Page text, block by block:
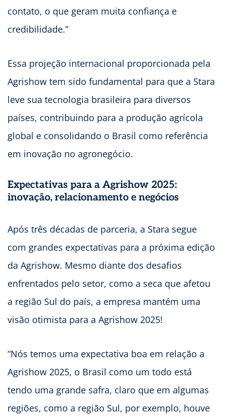
contato, o que geram muita confiança e
credibilidade.”
Essa projeção internacional proporcionada pela
Agrishow tem sido fundamental para que a Stara
leve sua tecnologia brasileira para diversos
países, contribuindo para a produção agrícola
global e consolidando o Brasil como referência
em inovação no agronegócio.
Expectativas para a Agrishow 2025:
inovação, relacionamento e negócios
Após três décadas de parceria, a Stara segue
com grandes expectativas para a próxima edição
da Agrishow. Mesmo diante dos desafios
enfrentados pelo setor, como a seca que afetou
a região Sul do país, a empresa mantém uma
visão otimista para a Agrishow 2025!
“Nós temos uma expectativa boa em relação a
Agrishow 2025, o Brasil como um todo está
tendo uma grande safra, claro que em algumas
regiões, como a região Sul, por exemplo, houve